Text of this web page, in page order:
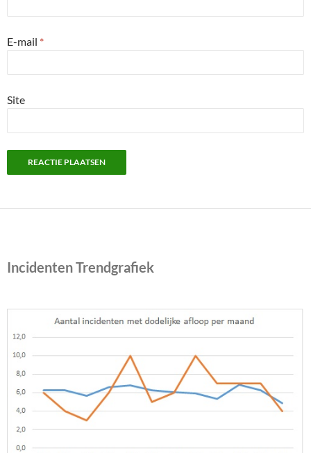
E-mail *
Site
Incidenten Trendgrafiek